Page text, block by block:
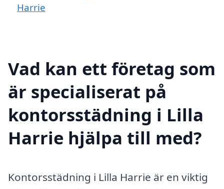
Harrie
Vad kan ett företag som
är specialiserat på
kontorsstädning i Lilla
Harrie hjälpa till med?
Kontorsstädning i Lilla Harrie är en viktig